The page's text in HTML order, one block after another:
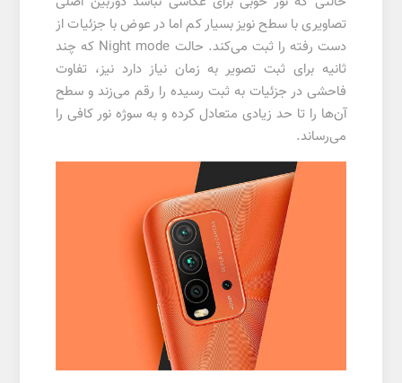
تصاویری با سطح نویز بسیار کم اما در عوض با جزئیات از
دست رفته را ثبت می‌کند. حالت Night mode که چند
ثانیه برای ثبت تصویر به زمان نیاز دارد نیز، تفاوت
فاحشی در جزئیات به ثبت رسیده را رقم می‌زند و سطح
آن‌ها را تا حد زیادی متعادل کرده و به سوژه نور کافی را
می‌رساند.